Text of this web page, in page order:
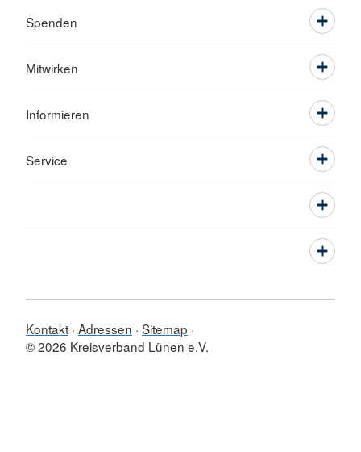
Spenden
Mitwirken
Informieren
Service
Kontakt Adressen Sitemap
© 2026 Kreisverband Lünen e.V.